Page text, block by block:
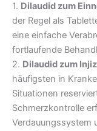
1. Dilaudid zum
der Regel als
eine einfache
fortlaufende
2. Dilaudid zum
häufigsten in
Situationen
Schmerzkontrolle
Verdauungssystem